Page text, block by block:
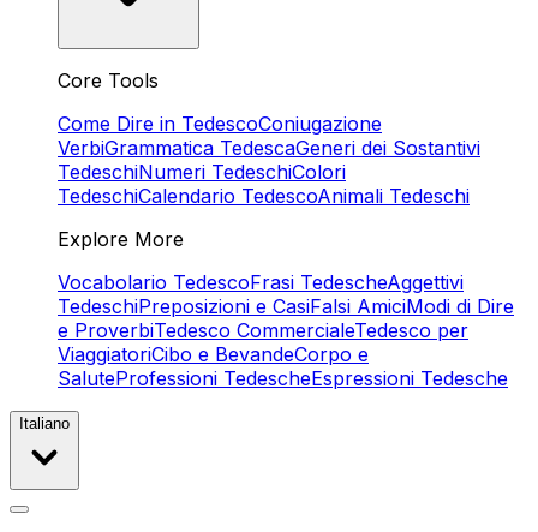
Core Tools
Come Dire in TedescoConiugazione
VerbiGrammatica TedescaGeneri dei Sostantivi
TedeschiNumeri TedeschiColori
TedeschiCalendario TedescoAnimali Tedeschi
Explore More
Vocabolario TedescoFrasi TedescheAggettivi
TedeschiPreposizioni e CasiFalsi AmiciModi di Dire
e ProverbiTedesco CommercialeTedesco per
ViaggiatoriCibo e BevandeCorpo e
SaluteProfessioni TedescheEspressioni Tedesche
Italiano